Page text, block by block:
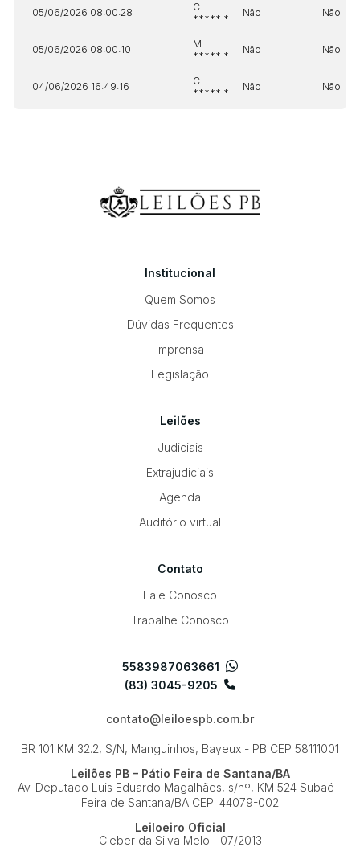
05/06/2026 08:00:28
C
***** *
Não Não
05/06/2026 08:00:10
M
***** *
Não Não
04/06/2026 16:49:16
C
***** *
Não Não
Institucional
Quem Somos
Dúvidas Frequentes
Imprensa
Legislação
Leilões
Judiciais
Extrajudiciais
Agenda
Auditório virtual
Contato
Fale Conosco
Trabalhe Conosco
5583987063661
(83) 3045-9205
contato@leiloespb.com.br
BR 101 KM 32.2, S/N, Manguinhos, Bayeux - PB CEP 58111001
Leilões PB – Pátio Feira de Santana/BA
Av. Deputado Luis Eduardo Magalhães, s/nº, KM 524Subaé –
Feira de Santana/BA CEP: 44079-002
Leiloeiro Oficial
Cleber da Silva Melo | 07/2013